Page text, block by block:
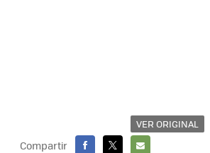
VER ORIGINAL
Compartir